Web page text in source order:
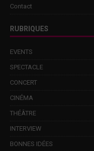
Contact
RUBRIQUES
EVENTS
SPECTACLE
CONCERT
CINÉMA
THÉÂTRE
INTERVIEW
BONNES IDÉES